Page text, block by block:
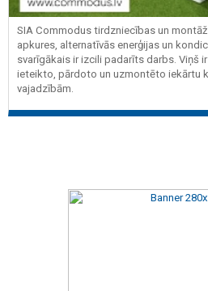
SIA Commodus tirdzniecības un
apkures, alternatīvās enerģijas un
svarīgākais ir izcili padarīts darbs. Viņš
ieteikto, pārdoto un uzmontēto iekārtu
vajadzībām.